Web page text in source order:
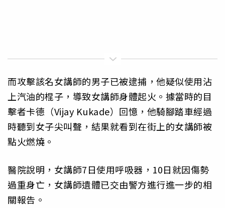
而攻擊該名女講師的男子已被逮捕，他疑似使用沾
上汽油的棍子，導致女講師身體起火。據當時的目
擊者卡德（Vijay Kukade）回憶，他騎腳踏車經過
時聽到女子尖叫聲，結果就看到在街上的女講師被
點火燃燒。
醫院說明，女講師7日使用呼吸器，10日就因傷勢
過重身亡，女講師遺體已交由警方進行進一步的相
關報告。